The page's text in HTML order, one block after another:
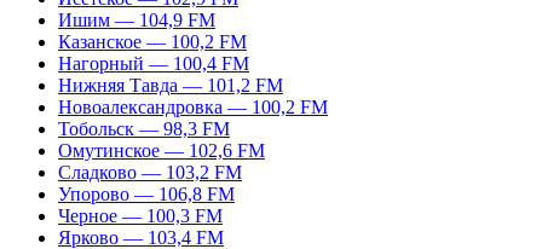
Ишим — 104,9 FM
Казанское — 100,2 FM
Нагорный — 100,4 FM
Нижняя Тавда — 101,2 FM
Новоалександровка — 100,2 FM
Тобольск — 98,3 FM
Омутинское — 102,6 FM
Сладково — 103,2 FM
Упорово — 106,8 FM
Черное — 100,3 FM
Ярково — 103,4 FM